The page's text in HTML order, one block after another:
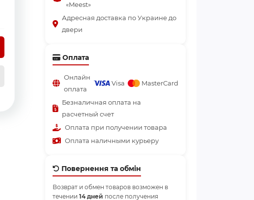
«Meest»
Адресная доставка по Украине до
двери
Оплата
Онлайн
оплата
Visa MasterCard
Безналичная оплата на
расчетный счет
Оплата при получении товара
Оплата наличными курьеру
Повернення та обмін
Возврат и обмен товаров возможен в
течении 14 дней после получения